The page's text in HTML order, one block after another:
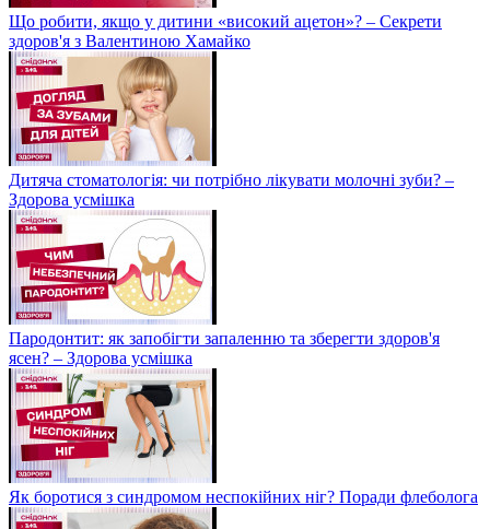
Що робити, якщо у дитини «високий ацетон»? – Секрети
здоров'я з Валентиною Хамайко
Дитяча стоматологія: чи потрібно лікувати молочні зуби? –
Здорова усмішка
Пародонтит: як запобігти запаленню та зберегти здоров'я
ясен? – Здорова усмішка
Як боротися з синдромом неспокійних ніг? Поради флеболога